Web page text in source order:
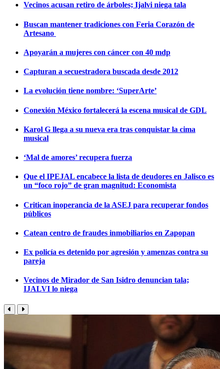
Vecinos acusan retiro de árboles; Ijalvi niega tala
Buscan mantener tradiciones con Feria Corazón de
Artesano
Apoyarán a mujeres con cáncer con 40 mdp
Capturan a secuestradora buscada desde 2012
La evolución tiene nombre: ‘SuperArte’
Conexión México fortalecerá la escena musical de GDL
Karol G llega a su nueva era tras conquistar la cima
musical
‘Mal de amores’ recupera fuerza
Que el IPEJAL encabece la lista de deudores en Jalisco es
un “foco rojo” de gran magnitud: Economista
Critican inoperancia de la ASEJ para recuperar fondos
públicos
Catean centro de fraudes inmobiliarios en Zapopan
Ex policía es detenido por agresión y amenzas contra su
pareja
Vecinos de Mirador de San Isidro denuncian tala;
IJALVI lo niega